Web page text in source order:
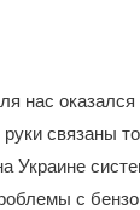
нас оказался
связаны
Украине
с